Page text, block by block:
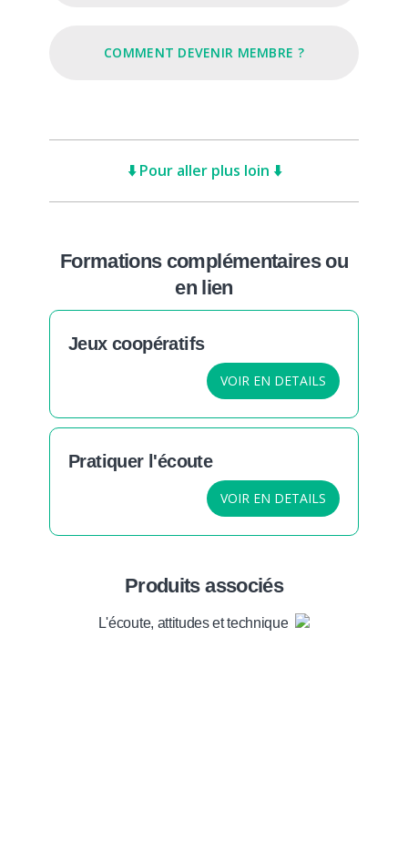
COMMENT DEVENIR MEMBRE ?
⬇️ Pour aller plus loin ⬇️
Formations complémentaires ou
en lien
Jeux coopératifs
VOIR EN DETAILS
Pratiquer l'écoute
VOIR EN DETAILS
Produits associés
L'écoute, attitudes et techniques